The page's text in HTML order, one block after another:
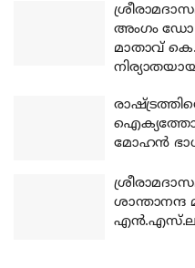
അംഗം
മാതാവ്
മോഹന്‍